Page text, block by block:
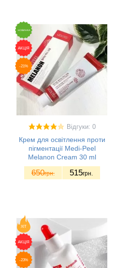
НОВИНКА
АКЦІЯ
-21%
Відгуки: 0
Крем для освітлення проти
пігментації Medi-Peel
Melanon Cream 30 ml
650грн. 515грн.
ХІТ
АКЦІЯ
-23%